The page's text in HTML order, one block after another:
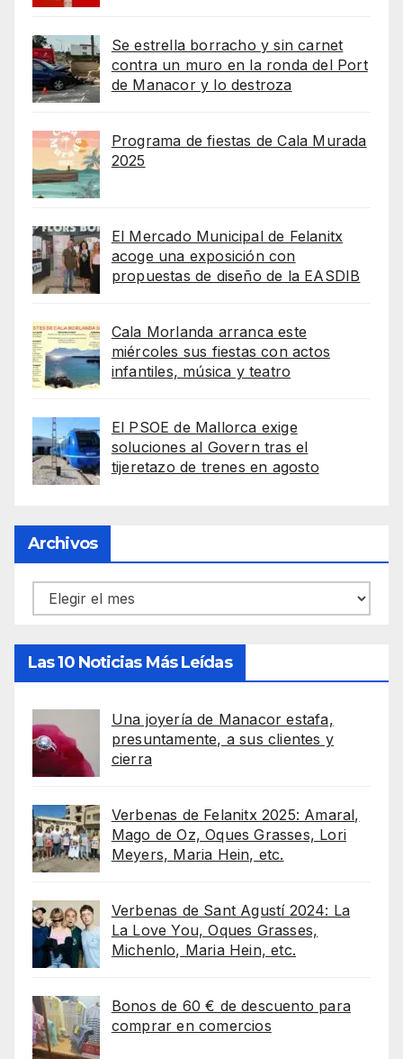
Se estrella borracho y sin carnet
contra un muro en la ronda del Port
de Manacor y lo destroza
Programa de fiestas de Cala Murada
2025
El Mercado Municipal de Felanitx
acoge una exposición con
propuestas de diseño de la EASDIB
Cala Morlanda arranca este
miércoles sus fiestas con actos
infantiles, música y teatro
El PSOE de Mallorca exige
soluciones al Govern tras el
tijeretazo de trenes en agosto
Archivos
Archivos
Las 10 Noticias Más Leídas
Una joyería de Manacor estafa,
presuntamente, a sus clientes y
cierra
Verbenas de Felanitx 2025: Amaral,
Mago de Oz, Oques Grasses, Lori
Meyers, Maria Hein, etc.
Verbenas de Sant Agustí 2024: La
La Love You, Oques Grasses,
Michenlo, Maria Hein, etc.
Bonos de 60 € de descuento para
comprar en comercios